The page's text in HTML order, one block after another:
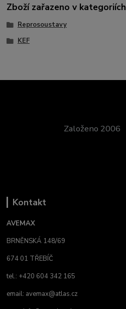
Zboží zařazeno v kategoriích
Reprosoustavy
KEF
Založeno 2006
Kontakt
AVEMAX
BRNĚNSKÁ 148/69
674 01 TŘEBÍČ
tel.: +420 604 342 165
email: avemax@atlas.cz